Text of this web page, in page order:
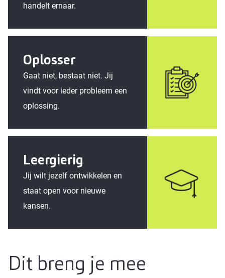
handelt ernaar.
Oplosser
Gaat niet, bestaat niet. Jij
vindt voor ieder probleem een
oplossing.
Leergierig
Jij wilt jezelf ontwikkelen en
staat open voor nieuwe
kansen.
Dit breng je mee